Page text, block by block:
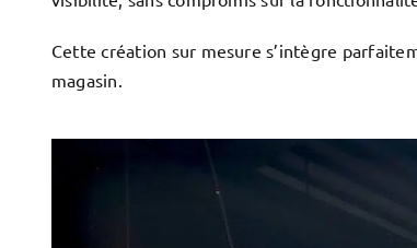
Cette création sur mesure s’intègre
magasin.